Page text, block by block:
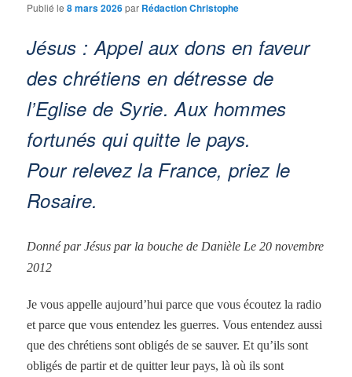
Publié le8 mars 2026par Rédaction Christophe
Jésus : Appel aux dons en faveur
des chrétiens en détresse de
l’Eglise de Syrie. Aux hommes
fortunés qui quitte le pays.
Pour relevez la France, priez le
Rosaire.
Donné par Jésus par la bouche de Danièle Le 20 novembre
2012
Je vous appelle aujourd’hui parce que vous écoutez la radio
et parce que vous entendez les guerres. Vous entendez aussi
que des chrétiens sont obligés de se sauver. Et qu’ils sont
obligés de partir et de quitter leur pays, là où ils sont